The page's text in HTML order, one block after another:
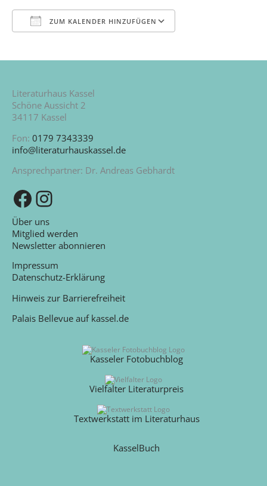
ZUM KALENDER HINZUFÜGEN
Literaturhaus Kassel
Schöne Aussicht 2
34117 Kassel
Fon: 0179 7343339
info@literaturhauskassel.de
Ansprechpartner: Dr. Andreas Gebhardt
Zu unserer Facebook-SeiteZu unserem Instagram-Kanal
Über uns
Mitglied werden
Newsletter abonnieren
Impressum
Datenschutz-Erklärung
Hinweis zur Barrierefreiheit
Palais Bellevue auf kassel.de
Kasseler Fotobuchblog
Vielfalter Literaturpreis
Textwerkstatt im Literaturhaus
KasselBuch